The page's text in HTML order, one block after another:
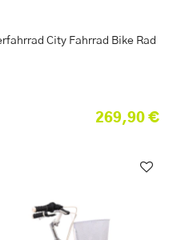
City Fahrrad Bike Rad
269,90 €